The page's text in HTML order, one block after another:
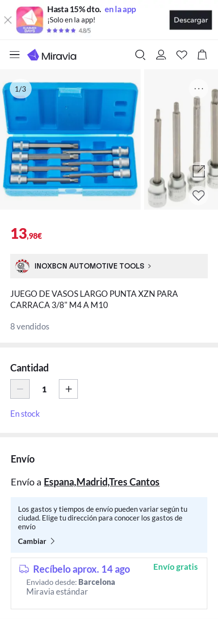
Hasta 15% dto. en la app
¡Solo en la app!
1/3
13,98€
INOXBCN AUTOMOTIVE TOOLS
JUEGO DE VASOS LARGO PUNTA XZN PARA
CARRACA 3/8" M4 A M10
8 vendidos
Cantidad
En stock
Envío
Envío a Espana,Madrid,Tres Cantos
Los gastos y tiempos de envío pueden variar según tu
ciudad. Elige tu dirección para conocer los gastos de
envío
Cambiar
Recíbelo aprox. 14 ago Envío gratis
Enviado desde: Barcelona
Miravia estándar